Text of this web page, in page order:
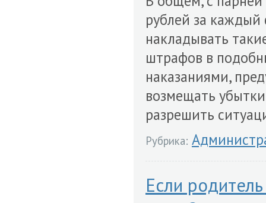
рублей за
накладывать
штрафов в
наказаниями,
возмещать
разрешить
Рубрика:
Если